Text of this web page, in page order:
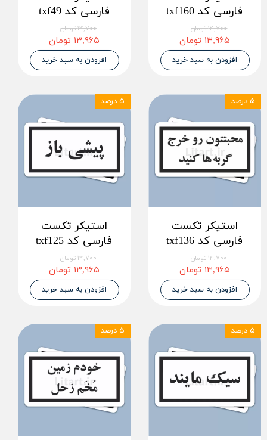
فارسی کد txf160
۱۴,۷۰۰ تومان
۱۳,۹۶۵ تومان
افزودن به سبد خرید
فارسی کد txf49
۱۴,۷۰۰ تومان
۱۳,۹۶۵ تومان
افزودن به سبد خرید
استیکر تکست
فارسی کد txf136
۱۴,۷۰۰ تومان
۱۳,۹۶۵ تومان
افزودن به سبد خرید
۵ درصد
استیکر تکست
فارسی کد txf125
۱۴,۷۰۰ تومان
۱۳,۹۶۵ تومان
افزودن به سبد خرید
۵ درصد
۵ درصد ۵ درصد